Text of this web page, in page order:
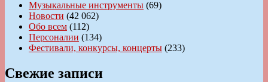
Музыкальные инструменты (69)
Новости (42 062)
Обо всем (112)
Персоналии (134)
Фестивали, конкурсы, концерты (233)
Свежие записи